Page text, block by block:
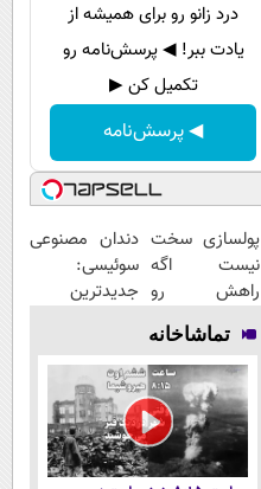
درد زانو رو برای همیشه از
یادت ببر! ◀ پرسش‌نامه رو
تکمیل کن ▶
◀ پرسش‌نامه
پولسازی سخت
نیست اگه
راهش رو
بدونی! " دوره
رایگان "
دندان مصنوعی
سوئیسی:
جدیدترین
پرداخت قسطی
تماشاخانه